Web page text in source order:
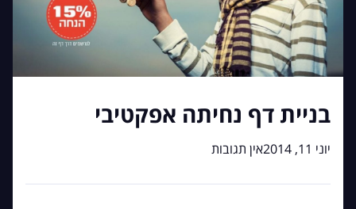
בניית דף נחיתה אפקטיבי
יוני 11, 2014 אין תגובות